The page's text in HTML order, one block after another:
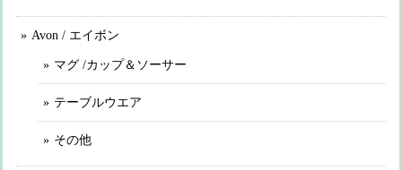
Avon / エイボン
マグ /カップ＆ソーサー
テーブルウエア
その他